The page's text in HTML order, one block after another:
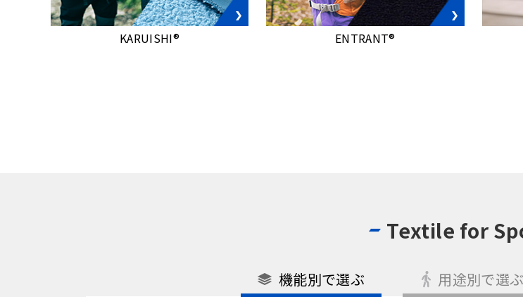
KARUISHI® ENTRANT®
Textile for
機能別で選ぶ 用途別で選ぶ